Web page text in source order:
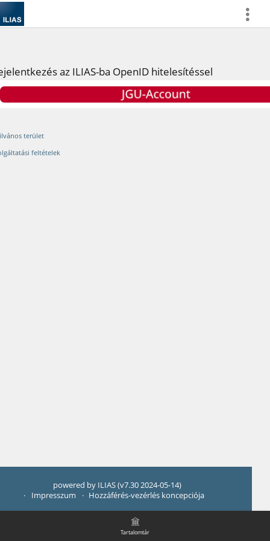
more
Tartalomtár
az ILIAS-ba OpenID hitelesítéssel
terület
feltételek
powered by ILIAS (v7.30 2024-05-14)
Impresszum
Hozzáférés-vezérlés koncepciója